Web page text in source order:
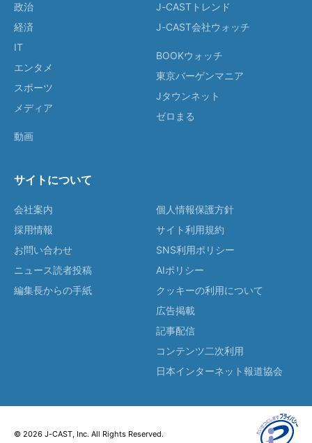
政治
経済
IT
エンタメ
スポーツ
メディア
動画
J-CASTトレンド
J-CAST会社ウォッチ
BOOKウォッチ
東京バーゲンマニア
Jタウンネット
ゼロまる
サイトについて
会社案内
採用情報
お問い合わせ
ニュース読者投稿
編集長からの手紙
個人情報保護方針
サイト利用規約
SNS利用ポリシー
AIポリシー
クッキーの利用について
広告掲載
記事配信
コンテンツ二次利用
日本インターネット報道協会
© 2026 J-CAST, Inc. All Rights Reserved.